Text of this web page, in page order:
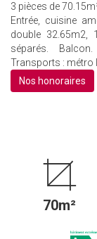
3 pièces de
Entrée, cuisine
double
séparés.
Transports : métro
Nos honoraires
70m²